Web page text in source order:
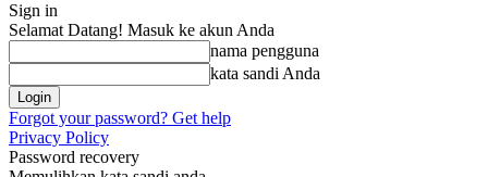
Sign in
Selamat Datang! Masuk ke akun Anda
nama pengguna
kata sandi Anda
Forgot your password? Get help
Privacy Policy
Password recovery